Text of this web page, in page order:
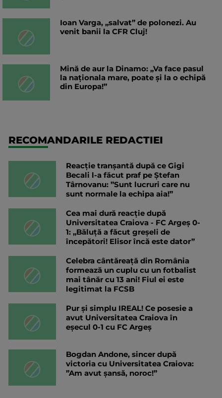
Ioan Varga, „salvat” de polonezi. Au
venit banii la CFR Cluj!
Mină de aur la Dinamo: „Va face pasul
la naționala mare, poate și la o echipă
din Europa!”
RECOMANDARILE REDACTIEI
Reacție tranșantă după ce Gigi
Becali l-a făcut praf pe Ștefan
Târnovanu: ”Sunt lucruri care nu
sunt normale la echipa aia!”
Cea mai dură reacție după
Universitatea Craiova - FC Argeș 0-
1: „Băluță a făcut greșeli de
începători! Elisor încă este dator”
Celebra cântăreață din România
formează un cuplu cu un fotbalist
mai tânăr cu 13 ani! Fiul ei este
legitimat la FCSB
Pur și simplu IREAL! Ce posesie a
avut Universitatea Craiova în
eșecul 0-1 cu FC Argeș
Bogdan Andone, sincer după
victoria cu Universitatea Craiova:
”Am avut șansă, noroc!”